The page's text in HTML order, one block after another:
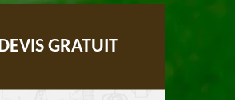
DEVIS GRATUIT